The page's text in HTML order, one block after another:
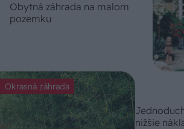
Obytná záhrada na malom
pozemku
Okrasná záhrada
nižšie